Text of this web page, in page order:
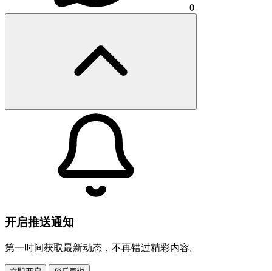
0
开启推送通知
第一时间获取最新动态，不再错过精彩内容。